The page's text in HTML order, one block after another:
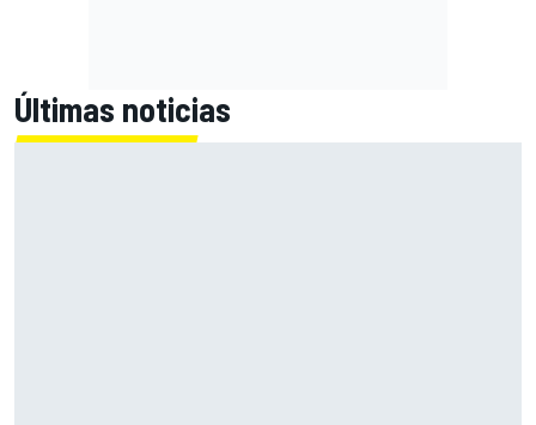
Últimas noticias